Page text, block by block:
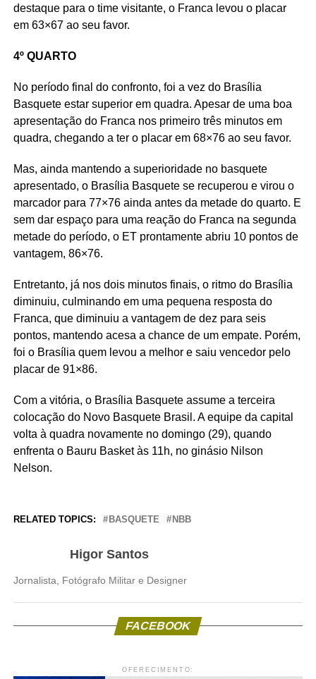
destaque para o time visitante, o Franca levou o placar
em 63×67 ao seu favor.
4º QUARTO
No período final do confronto, foi a vez do Brasília
Basquete estar superior em quadra. Apesar de uma boa
apresentação do Franca nos primeiro três minutos em
quadra, chegando a ter o placar em 68×76 ao seu favor.
Mas, ainda mantendo a superioridade no basquete
apresentado, o Brasília Basquete se recuperou e virou o
marcador para 77×76 ainda antes da metade do quarto. E
sem dar espaço para uma reação do Franca na segunda
metade do período, o ET prontamente abriu 10 pontos de
vantagem, 86×76.
Entretanto, já nos dois minutos finais, o ritmo do Brasília
diminuiu, culminando em uma pequena resposta do
Franca, que diminuiu a vantagem de dez para seis
pontos, mantendo acesa a chance de um empate. Porém,
foi o Brasília quem levou a melhor e saiu vencedor pelo
placar de 91×86.
Com a vitória, o Brasília Basquete assume a terceira
colocação do Novo Basquete Brasil. A equipe da capital
volta à quadra novamente no domingo (29), quando
enfrenta o Bauru Basket às 11h, no ginásio Nilson
Nelson.
RELATED TOPICS: BASQUETE NBB
Higor Santos
Jornalista, Fotógrafo Militar e Designer
FACEBOOK
OFERECIMENTO: